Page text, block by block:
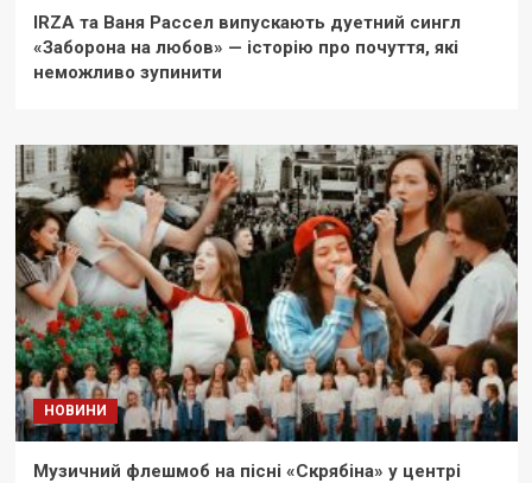
IRZA та Ваня Рассел випускають дуетний сингл
«Заборона на любов» — історію про почуття, які
неможливо зупинити
НОВИНИ
Музичний флешмоб на пісні «Скрябіна» у центрі